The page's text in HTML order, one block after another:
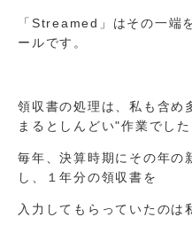
「Streamed」はその一端
ールです。
領収書の処理は、私も含め
まるとしんどい"作業でした
毎年、決算時期にその年の
し、１年分の領収書を
入力してもらっていたのは